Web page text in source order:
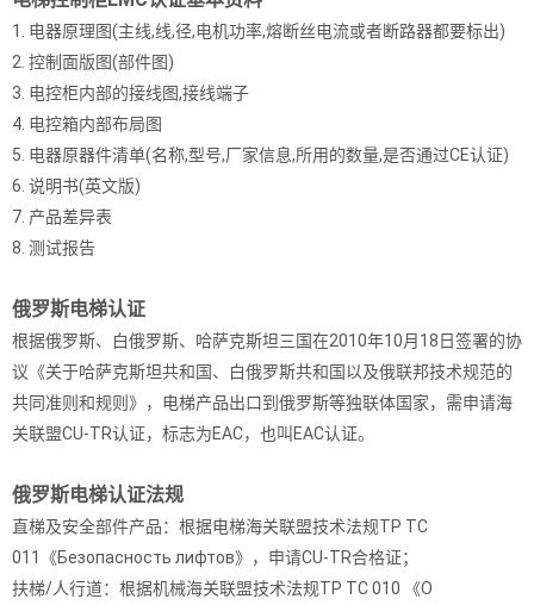
1. 电器原理图(主线,线,径,电机功率,熔断丝电流或者断路器都要标出)
2. 控制面版图(部件图)
3. 电控柜内部的接线图,接线端子
4. 电控箱内部布局图
5. 电器原器件清单(名称,型号,厂家信息,所用的数量,是否通过CE认证)
6. 说明书(英文版)
7. 产品差异表
8. 测试报告
俄罗斯电梯认证
根据俄罗斯、白俄罗斯、哈萨克斯坦三国在2010年10月18日签署的协
议《关于哈萨克斯坦共和国、白俄罗斯共和国以及俄联邦技术规范的
共同准则和规则》，电梯产品出口到俄罗斯等独联体国家，需申请海
关联盟CU-TR认证，标志为EAC，也叫EAC认证。
俄罗斯电梯认证法规
直梯及安全部件产品：根据电梯海关联盟技术法规TP TC
011《Безопасность лифтов》，申请CU-TR合格证；
扶梯/人行道：根据机械海关联盟技术法规TP TC 010 《О